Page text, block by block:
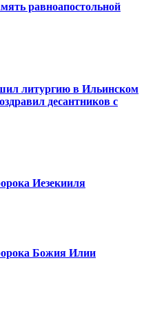
равноапостольной
литургию в Ильинском
десантников с
Иезекииля
Божия Илии